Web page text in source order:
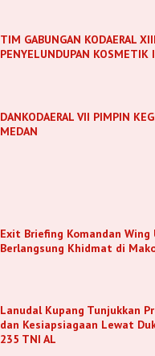
TIM GABUNGAN KODAERAL
PENYELUNDUPAN KOSMETIK
DANKODAERAL VII PIMPIN
MEDAN
Exit Briefing Komandan Wing
Berlangsung Khidmat di
Lanudal Kupang Tunjukkan
dan Kesiapsiagaan Lewat
235 TNI AL